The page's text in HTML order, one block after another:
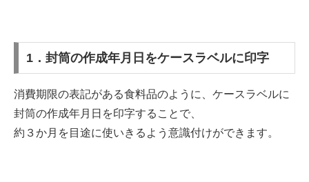
1．封筒の作成年月日をケースラベルに印字
消費期限の表記がある食料品のように、ケースラベルに
封筒の作成年月日を印字することで、
約３か月を目途に使いきるよう意識付けができます。